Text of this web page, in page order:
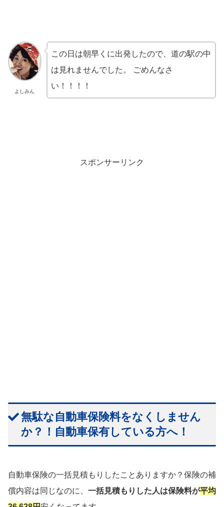
よしみん
この日は朝早くに出発したので、道の駅の中
は見れませんでした。 ごめんなさ
い！！！！
スポンサーリンク
無駄な自動車保険料をなくしません
か？！自動車保有している方へ！
自動車保険の一括見積もりしたことありますか？保険の補
償内容は同じなのに、 一括見積もりした人は保険料が平均